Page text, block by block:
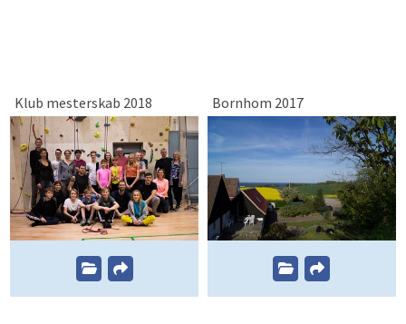
Klub mesterskab 2018 Bornhom 2017